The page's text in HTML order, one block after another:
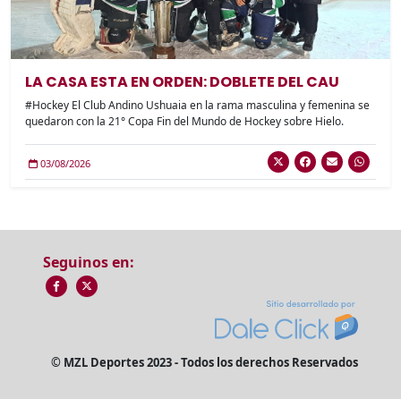
LA CASA ESTA EN ORDEN: DOBLETE DEL CAU
#Hockey El Club Andino Ushuaia en la rama masculina y femenina se
quedaron con la 21° Copa Fin del Mundo de Hockey sobre Hielo.
03/08/2026
Seguinos en:
© MZL Deportes 2023 - Todos los derechos Reservados